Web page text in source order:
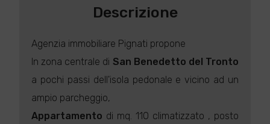
Descrizione
Agenzia immobiliare Pignati propone
In zona centrale di San Benedetto del Tronto
a pochi passi dell'isola pedonale e vicino ad un
ampio parcheggio,
Appartamento di mq. 110 climatizzato , posto